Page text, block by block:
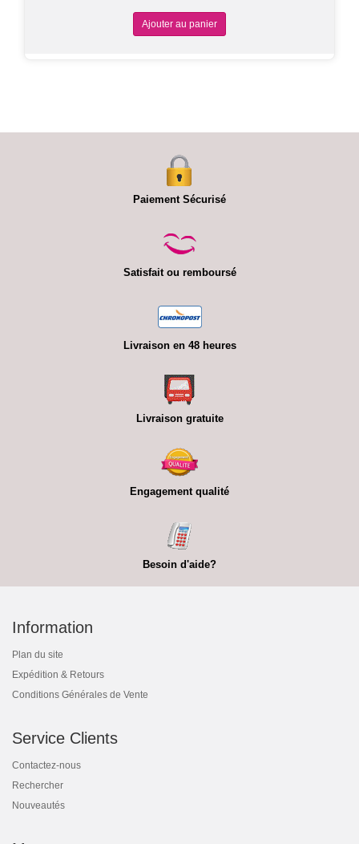
Paiement Sécurisé
Satisfait ou remboursé
Livraison en 48 heures
Livraison gratuite
Engagement qualité
Besoin d'aide?
Information
Plan du site
Expédition & Retours
Conditions Générales de Vente
Service Clients
Contactez-nous
Rechercher
Nouveautés